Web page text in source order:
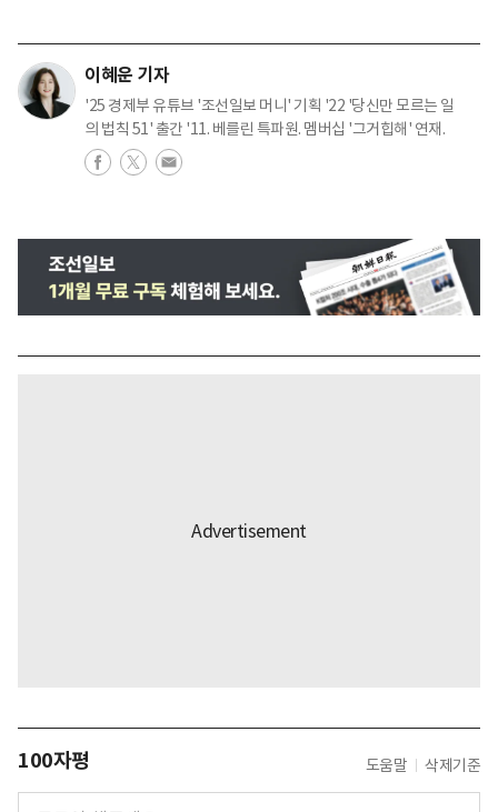
이혜운 기자
'25 경제부 유튜브 '조선일보 머니' 기획 '22 '당신만 모르는 일
의 법칙 51' 출간 '11. 베를린 특파원. 멤버십 '그거힙해' 연재.
100자평 도움말 삭제기준